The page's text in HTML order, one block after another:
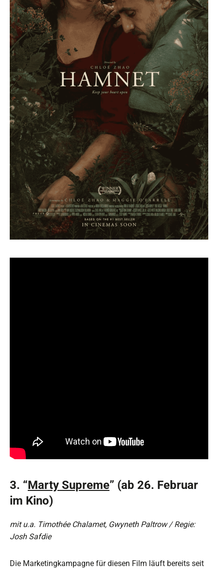
3. “Marty Supreme” (ab 26. Februar
im Kino)
mit u.a. Timothée Chalamet, Gwyneth Paltrow / Regie:
Josh Safdie
Die Marketingkampagne für diesen Film läuft bereits seit